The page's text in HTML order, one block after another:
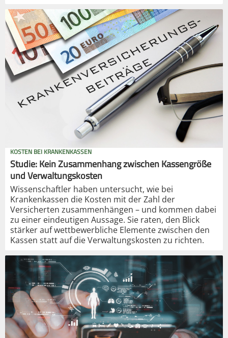
KOSTEN BEI KRANKENKASSEN
Studie: Kein Zusammenhang zwischen Kassengröße
und Verwaltungskosten
Wissenschaftler haben untersucht, wie bei
Krankenkassen die Kosten mit der Zahl der
Versicherten zusammenhängen – und kommen dabei
zu einer eindeutigen Aussage. Sie raten, den Blick
stärker auf wettbewerbliche Elemente zwischen den
Kassen statt auf die Verwaltungskosten zu richten.